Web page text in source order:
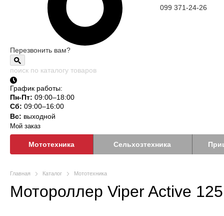
099 371-24-26
Перезвонить вам?
График работы:
Пн-Пт: 09:00–18:00
Сб: 09:00–16:00
Вс: выходной
Мой заказ
Мототехника Сельхозтехника
Главная Каталог Мототехника
мотороллеры
Мотороллер Viper Active